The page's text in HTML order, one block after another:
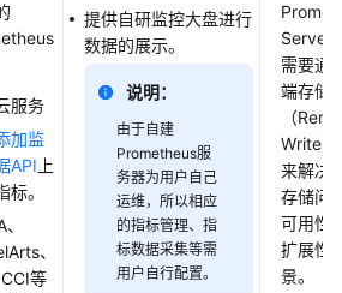
服务
加监
API 上
标。
、
等
提供自研监控大盘进行
数据的展示。
说明：
由于自建
Prometheus服
务器为用户自己
运维，所以相应
的指标管理、指
标数据采集等需
用户自行配置。
Server
需要通
端存储
（
Write）
来解决
存储问
可用性
扩展性
景。